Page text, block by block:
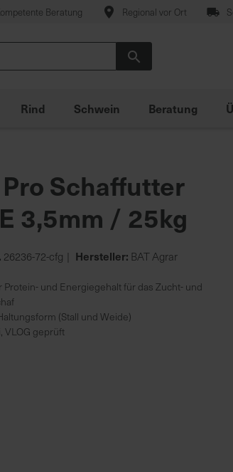
Beratung Regional vor Ort
Rind Schwein Beratung
Pro Schaffutter
3,5mm / 25kg
26236-72-cfg Hersteller: BAT Agrar
Protein- und Energiegehalt für das Zucht- und
(Stall und Weide)
VLOG geprüft